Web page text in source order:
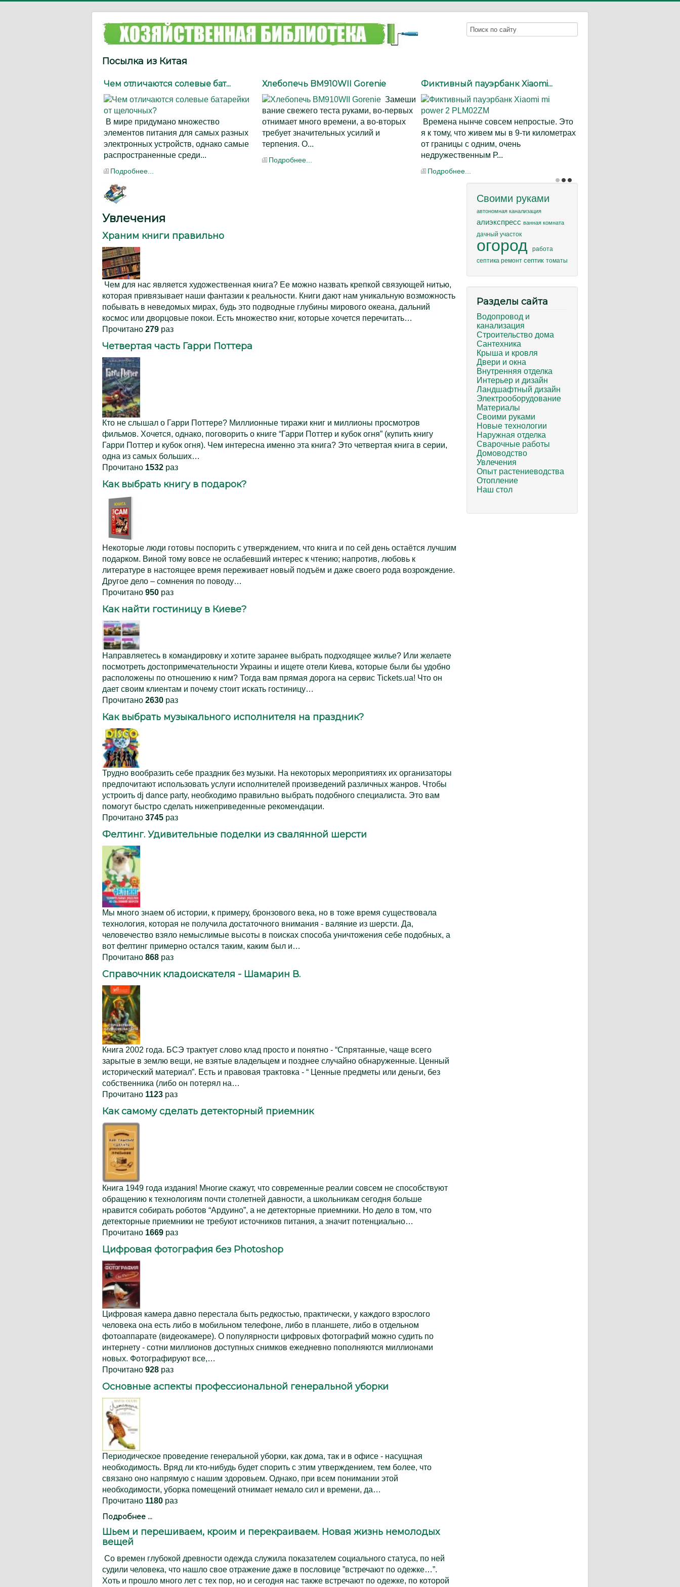
Посылка из Китая
Чем отличаются солевые бат...
В мире придумано множество
элементов питания для самых разных
электронных устройств, однако самые
распространенные среди...
Подробнее...
Хлебопечь BM910WII Gorenie
Замеши
вание свежего теста руками, во-первых
отнимает много времени, а во-вторых
требует значительных усилий и
терпения. О...
Подробнее...
Фиктивный пауэрбанк Xiaomi...
Времена нынче совсем непростые. Это
я к тому, что живем мы в 9-ти километрах
от границы с одним, очень
недружественным Р...
Подробнее...
Увлечения
Храним книги правильно
Чем для нас является художественная книга? Ее можно назвать крепкой связующей нитью,
которая привязывает наши фантазии к реальности. Книги дают нам уникальную возможность
побывать в неведомых мирах, будь это подводные глубины мирового океана, дальний
космос или дворцовые покои. Есть множество книг, которые хочется перечитать…
Прочитано 279 раз
Четвертая часть Гарри Поттера
Кто не слышал о Гарри Поттере? Миллионные тиражи книг и миллионы просмотров
фильмов. Хочется, однако, поговорить о книге “Гарри Поттер и кубок огня” (купить книгу
Гарри Поттер и кубок огня). Чем интересна именно эта книга? Это четвертая книга в серии,
одна из самых больших…
Прочитано 1532 раз
Как выбрать книгу в подарок?
Некоторые люди готовы поспорить с утверждением, что книга и по сей день остаётся лучшим
подарком. Виной тому вовсе не ослабевший интерес к чтению; напротив, любовь к
литературе в настоящее время переживает новый подъём и даже своего рода возрождение.
Другое дело – сомнения по поводу…
Прочитано 950 раз
Как найти гостиницу в Киеве?
Направляетесь в командировку и хотите заранее выбрать подходящее жилье? Или желаете
посмотреть достопримечательности Украины и ищете отели Киева, которые были бы удобно
расположены по отношению к ним? Тогда вам прямая дорога на сервис Tickets.ua! Что он
дает своим клиентам и почему стоит искать гостиницу…
Прочитано 2630 раз
Как выбрать музыкального исполнителя на праздник?
Трудно вообразить себе праздник без музыки. На некоторых мероприятиях их организаторы
предпочитают использовать услуги исполнителей произведений различных жанров. Чтобы
устроить dj dance party, необходимо правильно выбрать подобного специалиста. Это вам
помогут быстро сделать нижеприведенные рекомендации.
Прочитано 3745 раз
Фелтинг. Удивительные поделки из свалянной шерсти
Мы много знаем об истории, к примеру, бронзового века, но в тоже время существовала
технология, которая не получила достаточного внимания - валяние из шерсти. Да,
человечество взяло немыслимые высоты в поисках способа уничтожения себе подобных, а
вот фелтинг примерно остался таким, каким был и…
Прочитано 868 раз
Справочник кладоискателя - Шамарин В.
Книга 2002 года. БСЭ трактует слово клад просто и понятно - “Спрятанные, чаще всего
зарытые в землю вещи, не взятые владельцем и позднее случайно обнаруженные. Ценный
исторический материал”. Есть и правовая трактовка - “ Ценные предметы или деньги, без
собственника (либо он потерял на…
Прочитано 1123 раз
Как самому сделать детекторный приемник
Книга 1949 года издания! Многие скажут, что современные реалии совсем не способствуют
обращению к технологиям почти столетней давности, а школьникам сегодня больше
нравится собирать роботов “Ардуино”, а не детекторные приемники. Но дело в том, что
детекторные приемники не требуют источников питания, а значит потенциально…
Прочитано 1669 раз
Цифровая фотография без Photoshop
Цифровая камера давно перестала быть редкостью, практически, у каждого взрослого
человека она есть либо в мобильном телефоне, либо в планшете, либо в отдельном
фотоаппарате (видеокамере). О популярности цифровых фотографий можно судить по
интернету - сотни миллионов доступных снимков ежедневно пополняются миллионами
новых. Фотографируют все,…
Прочитано 928 раз
Основные аспекты профессиональной генеральной уборки
Периодическое проведение генеральной уборки, как дома, так и в офисе - насущная
необходимость. Вряд ли кто-нибудь будет спорить с этим утверждением, тем более, что
связано оно напрямую с нашим здоровьем. Однако, при всем понимании этой
необходимости, уборка помещений отнимает немало сил и времени, да…
Прочитано 1180 раз
Подробнее ...
Шьем и перешиваем, кроим и перекраиваем. Новая жизнь немолодых
вещей
Со времен глубокой древности одежда служила показателем социального статуса, по ней
судили человека, что нашло свое отражение даже в пословице ”встречают по одежке…”.
Хоть и прошло много лет с тех пор, но и сегодня нас также встречают по одежке, по которой
Своими руками
автономная канализация
алиэкспресс ванная комната
дачный участок
огород
работа
септика ремонт септик томаты
Разделы сайта
Водопровод и
канализация
Строительство дома
Сантехника
Крыша и кровля
Двери и окна
Внутренняя отделка
Интерьер и дизайн
Ландшафтный дизайн
Электрооборудование
Материалы
Своими руками
Новые технологии
Наружная отделка
Сварочные работы
Домоводство
Увлечения
Опыт растениеводства
Отопление
Наш стол